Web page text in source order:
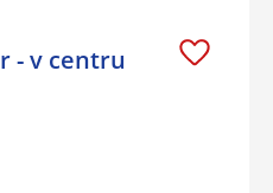
- v centru